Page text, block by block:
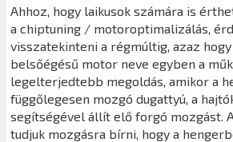
Ahhoz, hogy laikusok számára is
a chiptuning / motoroptimalizálás,
visszatekinteni a régmúltig, azaz
belsőégésű motor neve egyben a
legelterjedtebb megoldás, amikor a
függőlegesen mozgó dugattyú, a
segítségével állít elő forgó mozgást.
tudjuk mozgásra bírni, hogy a